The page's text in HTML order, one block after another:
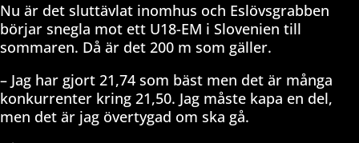
Nu är det sluttävlat inomhus och Eslövsgrabben
börjar snegla mot ett U18-EM i Slovenien till
sommaren. Då är det 200 m som gäller.
– Jag har gjort 21,74 som bäst men det är många
konkurrenter kring 21,50. Jag måste kapa en del,
men det är jag övertygad om ska gå.